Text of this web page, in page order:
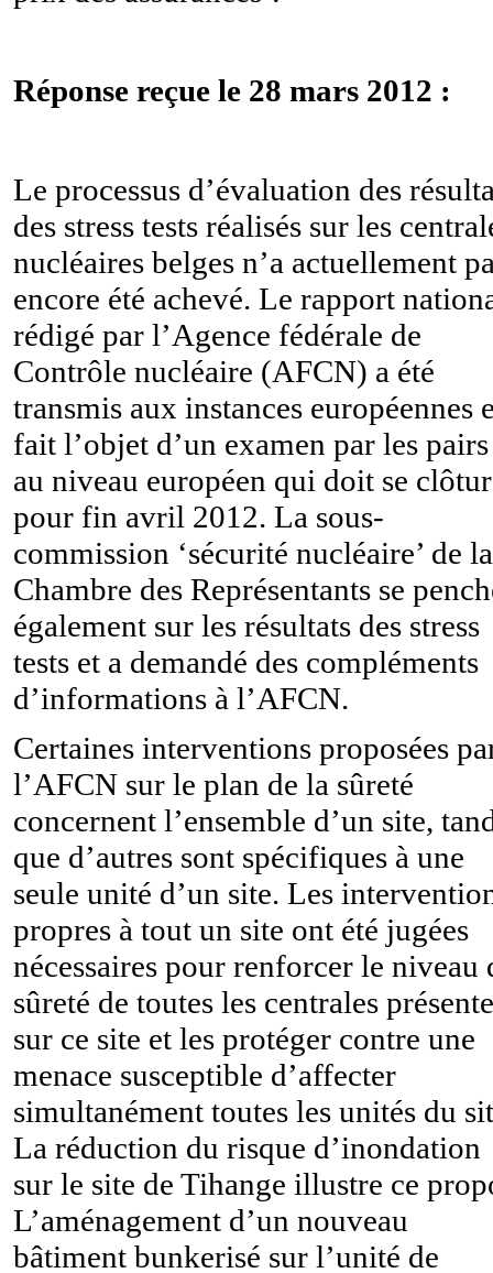
Réponse reçue le 28 mars 2012 :
Le processus d’évaluation des
des stress tests réalisés sur les
nucléaires belges n’a actuellement
encore été achevé. Le rapport
rédigé par l’Agence fédérale de
Contrôle nucléaire (AFCN) a été
transmis aux instances européennes
fait l’objet d’un examen par les pairs
au niveau européen qui doit se
pour fin avril 2012. La sous-
commission ‘sécurité nucléaire’ de la
Chambre des Représentants se
également sur les résultats des stress
tests et a demandé des compléments
d’informations à l’AFCN.
Certaines interventions proposées
l’AFCN sur le plan de la sûreté
concernent l’ensemble d’un site,
que d’autres sont spécifiques à une
seule unité d’un site. Les
propres à tout un site ont été jugées
nécessaires pour renforcer le niveau
sûreté de toutes les centrales
sur ce site et les protéger contre une
menace susceptible d’affecter
simultanément toutes les unités du
La réduction du risque d’inondation
sur le site de Tihange illustre ce
L’aménagement d’un nouveau
bâtiment bunkerisé sur l’unité de